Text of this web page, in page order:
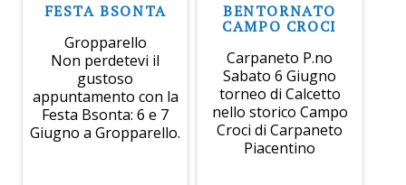
FESTA BSONTA
Gropparello
Non perdetevi il
gustoso
appuntamento con la
Festa Bsonta: 6 e 7
Giugno a Gropparello.
BENTORNATO
CAMPO CROCI
Carpaneto P.no
Sabato 6 Giugno
torneo di Calcetto
nello storico Campo
Croci di Carpaneto
Piacentino